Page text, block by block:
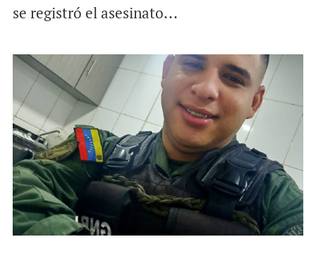
se registró el asesinato...